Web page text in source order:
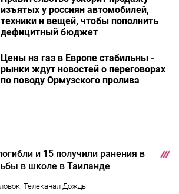
изъятых у россиян автомобилей,
техники и вещей, чтобы пополнить
дефицитный бюджет
Цены на газ в Европе стабильны -
рынки ждут новостей о переговорах
по поводу Ормузского пролива